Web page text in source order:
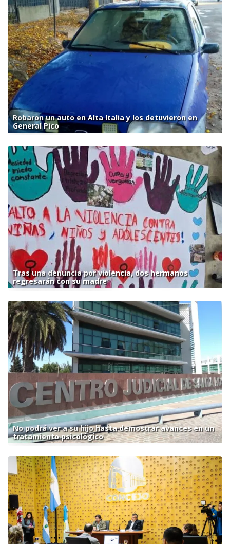
Robaron un auto en Alta Italia y los detuvieron en
General Pico
Tras una denuncia por violencia, dos hermanos
regresarán con su madre
No podrá ver a su hijo hasta demostrar avances en un
tratamiento psicológico